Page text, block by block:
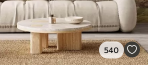
540